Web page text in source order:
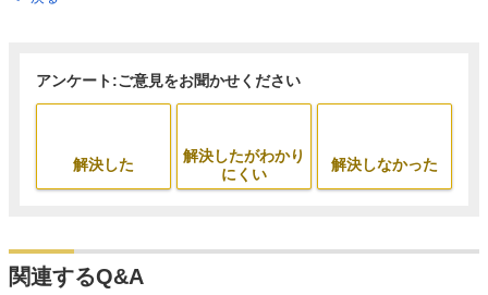
アンケート:ご意見をお聞かせください
解決した
解決したがわかり
にくい
解決しなかった
関連するQ&A